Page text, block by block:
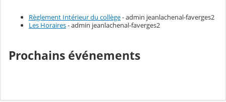
Règlement Intérieur du collège- admin jeanlachenal-faverges2
Les Horaires- admin jeanlachenal-faverges2
Prochains événements